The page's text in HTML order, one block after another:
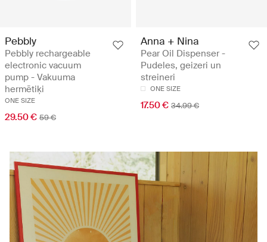
Pebbly
Pebbly rechargeable
electronic vacuum
pump - Vakuuma
hermētiķi
ONE SIZE
29.50 € 59 €
Anna + Nina
Pear Oil Dispenser -
Pudeles, geizeri un
streineri
ONE SIZE
17.50 € 34.99 €